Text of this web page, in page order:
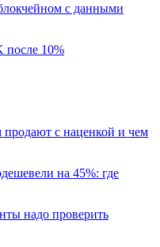
с данными
после 10%
с наценкой и чем
на 45%: где
надо проверить